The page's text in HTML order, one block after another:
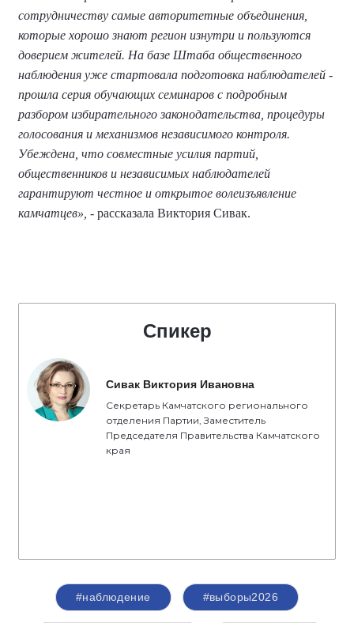
сотрудничеству самые авторитетные объединения,
которые хорошо знают регион изнутри и пользуются
доверием жителей. На базе Штаба общественного
наблюдения уже стартовала подготовка наблюдателей -
прошла серия обучающих семинаров с подробным
разбором избирательного законодательства, процедуры
голосования и механизмов независимого контроля.
Убеждена, что совместные усилия партий,
общественников и независимых наблюдателей
гарантируют честное и открытое волеизъявление
камчатцев», - рассказала Виктория Сивак.
Спикер
Сивак Виктория Ивановна
Секретарь Камчатского регионального
отделения Партии, Заместитель
Председателя Правительства Камчатского
края
#наблюдение #выборы2026